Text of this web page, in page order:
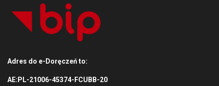
Adres do e-Doręczeń to:
AE:PL-21006-45374-FCUBB-20